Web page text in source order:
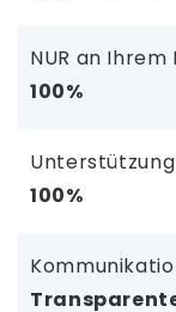
NUR an
100%
100%